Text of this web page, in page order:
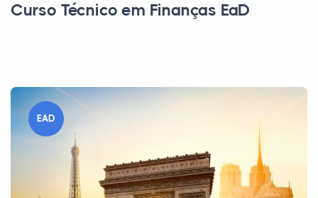
Curso Técnico em Finanças EaD
EAD